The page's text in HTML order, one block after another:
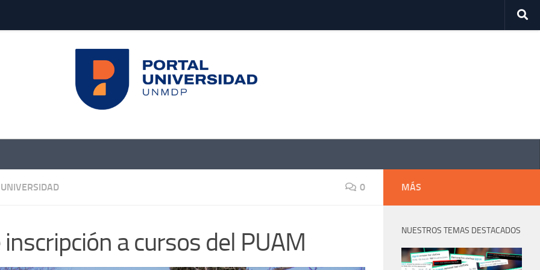
UNIVERSIDAD 0
a cursos del PUAM
MÁS
NUESTROS TEMAS DESTACADOS